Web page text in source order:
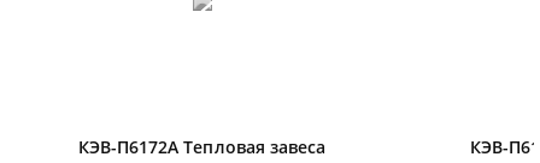
КЭВ-П6172А Тепловая завеса КЭВ-